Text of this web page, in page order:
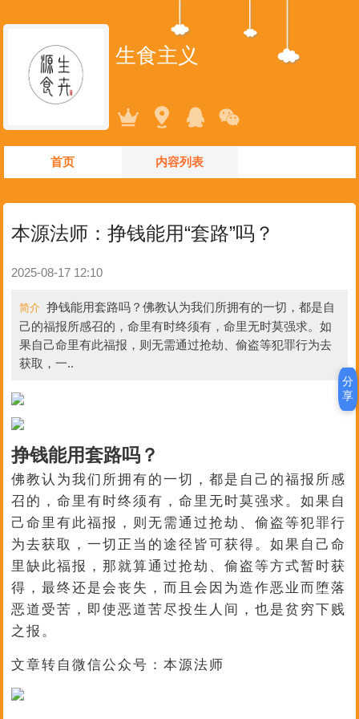
生食主义
首页 内容列表
本源法师：挣钱能用“套路”吗？
2025-08-17 12:10
简介 挣钱能用套路吗？佛教认为我们所拥有的一切，都是自
己的福报所感召的，命里有时终须有，命里无时莫强求。如
果自己命里有此福报，则无需通过抢劫、偷盗等犯罪行为去
获取，一..
挣钱能用套路吗？
佛教认为我们所拥有的一切，都是自己的福报所感
召的，命里有时终须有，命里无时莫强求。如果自
己命里有此福报，则无需通过抢劫、偷盗等犯罪行
为去获取，一切正当的途径皆可获得。如果自己命
里缺此福报，那就算通过抢劫、偷盗等方式暂时获
得，最终还是会丧失，而且会因为造作恶业而堕落
恶道受苦，即使恶道苦尽投生人间，也是贫穷下贱
之报。
文章转自微信公众号：本源法师
分
享